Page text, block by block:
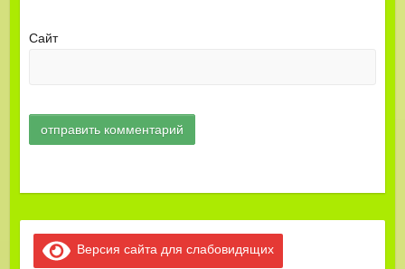
Сайт
Версия сайта для слабовидящих